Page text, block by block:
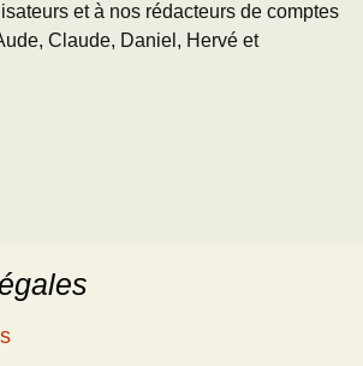
et à nos rédacteurs de comptes
Claude, Daniel, Hervé et